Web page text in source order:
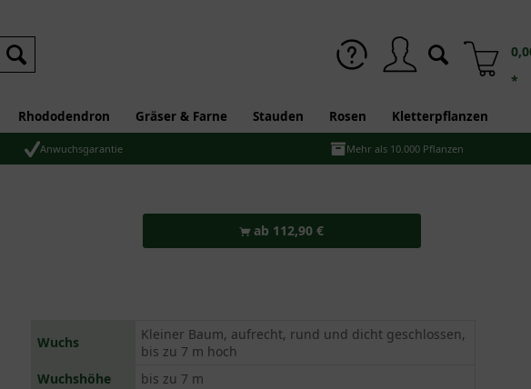
*
Rhododendron Gräser & Farne Stauden Rosen Kletterpflanzen
Anwuchsgarantie Mehr als 10.000 Pflanzen
ab 112,90 €
Wuchs
Kleiner Baum, aufrecht, rund und dicht geschlossen,
bis zu 7 m hoch
Wuchshöhe
bis zu 7 m